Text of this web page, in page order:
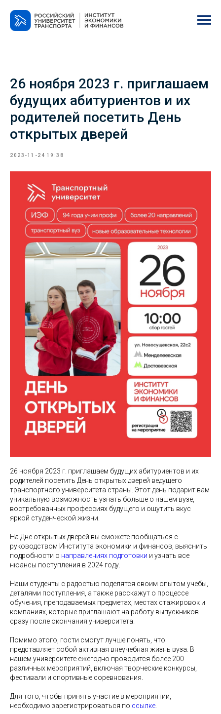
26 ноября 2023 г. приглашаем
будущих абитуриентов и их
родителей посетить День
открытых дверей
2023-11-24 19:38
26 ноября 2023 г. приглашаем будущих абитуриентов и их
родителей посетить День открытых дверей ведущего
транспортного университета страны. Этот день подарит вам
уникальную возможность узнать больше о нашем вузе,
востребованных профессиях будущего и ощутить вкус
яркой студенческой жизни.
На Дне открытых дверей вы сможете пообщаться с
руководством Института экономики и финансов, выяснить
подробности о направлениях подготовки и узнать все
нюансы поступления в 2024 году.
Наши студенты с радостью поделятся своим опытом учебы,
деталями поступления, а также расскажут о процессе
обучения, преподаваемых предметах, местах стажировок и
компаниях, которые приглашают на работу выпускников
сразу после окончания университета.
Помимо этого, гости смогут лучше понять, что
представляет собой активная внеучебная жизнь вуза. В
нашем университете ежегодно проводится более 200
различных мероприятий, включая творческие конкурсы,
фестивали и спортивные соревнования.
Для того, чтобы принять участие в мероприятии,
необходимо зарегистрироваться по ссылке